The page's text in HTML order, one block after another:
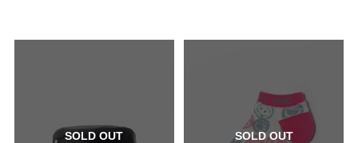
SOLD OUT SOLD OUT